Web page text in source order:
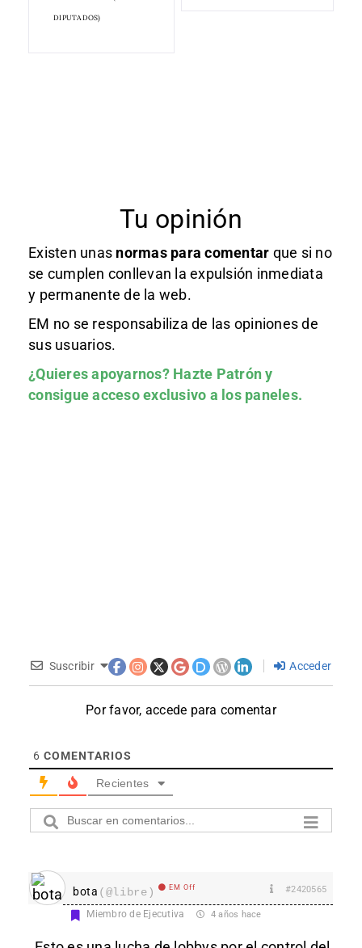
DIPUTADOS)
Tu opinión
Existen unas normas para comentar que si no
se cumplen conllevan la expulsión inmediata
y permanente de la web.
EM no se responsabiliza de las opiniones de
sus usuarios.
¿Quieres apoyarnos? Hazte Patróny
consigue acceso exclusivo a los paneles.
Suscribir Acceder
Por favor, accede para comentar
6 COMENTARIOS
Recientes
bota (@libre) EM Off #2420565
Miembro de Ejecutiva 4 años hace